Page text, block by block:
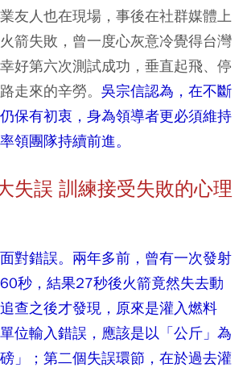
友人也在現場，事後在社群媒體上
箭失敗，曾一度心灰意冷覺得台灣
好第六次測試成功，垂直起飛、停
走來的辛勞。 吳宗信認為，在不斷
保有初衷，身為領導者更必須維持
領團隊持續前進。
失誤 訓練接受失敗的心理
對錯誤。兩年多前，曾有一次發射
秒，結果27秒後火箭竟然失去動
查之後才發現，原來是灌入燃料
位輸入錯誤，應該是以「公斤」為
」；第二個失誤環節，在於過去灌